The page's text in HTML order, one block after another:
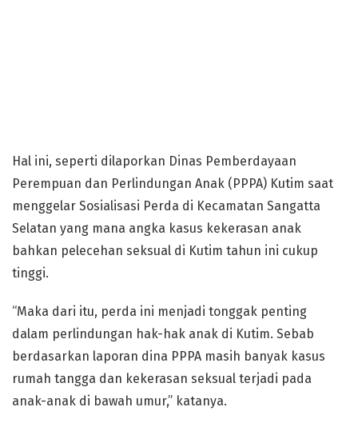
Hal ini, seperti dilaporkan Dinas Pemberdayaan
Perempuan dan Perlindungan Anak (PPPA) Kutim saat
menggelar Sosialisasi Perda di Kecamatan Sangatta
Selatan yang mana angka kasus kekerasan anak
bahkan pelecehan seksual di Kutim tahun ini cukup
tinggi.
“Maka dari itu, perda ini menjadi tonggak penting
dalam perlindungan hak-hak anak di Kutim. Sebab
berdasarkan laporan dina PPPA masih banyak kasus
rumah tangga dan kekerasan seksual terjadi pada
anak-anak di bawah umur,” katanya.